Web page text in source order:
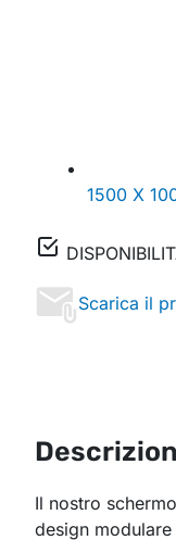
1500 X
Scarica il
Il nostro
design